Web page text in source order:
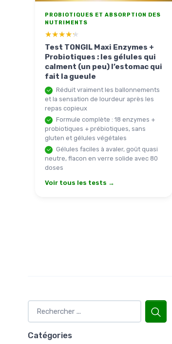
PROBIOTIQUES ET ABSORPTION DES
NUTRIMENTS
★★★★★
★★★★★
Test TONGIL Maxi Enzymes +
Probiotiques : les gélules qui
calment (un peu) l’estomac qui
fait la gueule
Réduit vraiment les ballonnements
et la sensation de lourdeur après les
repas copieux
Formule complète : 18 enzymes +
probiotiques + prébiotiques, sans
gluten et gélules végétales
Gélules faciles à avaler, goût quasi
neutre, flacon en verre solide avec 80
doses
Voir tous les tests →
Catégories